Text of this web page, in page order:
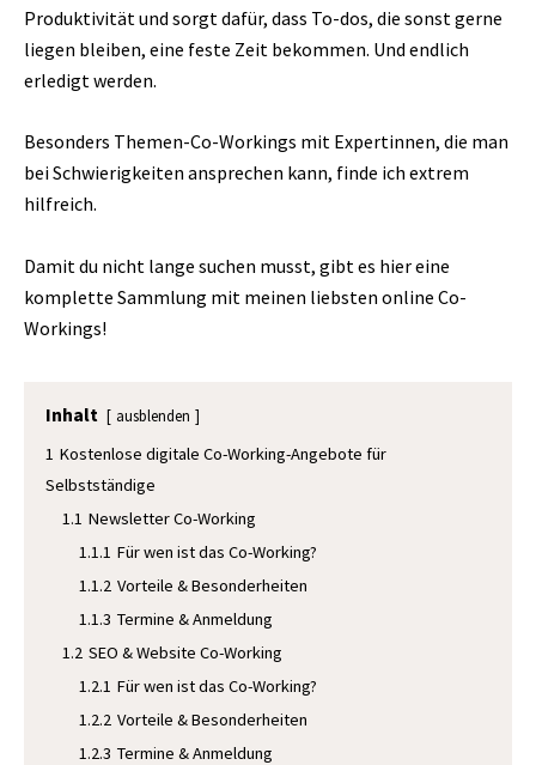
Produktivität und sorgt dafür, dass To-dos, die sonst gerne
liegen bleiben, eine feste Zeit bekommen. Und endlich
erledigt werden.
Besonders Themen-Co-Workings mit Expertinnen, die man
bei Schwierigkeiten ansprechen kann, finde ich extrem
hilfreich.
Damit du nicht lange suchen musst, gibt es hier eine
komplette Sammlung mit meinen liebsten online Co-
Workings!
Inhalt ausblenden
1 Kostenlose digitale Co-Working-Angebote für
Selbstständige
1.1 Newsletter Co-Working
1.1.1 Für wen ist das Co-Working?
1.1.2 Vorteile & Besonderheiten
1.1.3 Termine & Anmeldung
1.2 SEO & Website Co-Working
1.2.1 Für wen ist das Co-Working?
1.2.2 Vorteile & Besonderheiten
1.2.3 Termine & Anmeldung